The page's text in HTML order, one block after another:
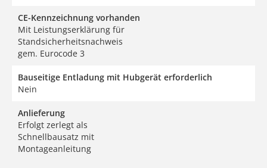
CE-Kennzeichnung vorhanden
Mit Leistungserklärung für
Standsicherheitsnachweis
gem. Eurocode 3
Bauseitige Entladung mit Hubgerät erforderlich
Nein
Anlieferung
Erfolgt zerlegt als
Schnellbausatz mit
Montageanleitung